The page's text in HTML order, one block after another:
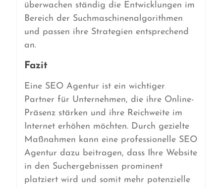
überwachen ständig die Entwicklungen im
Bereich der Suchmaschinenalgorithmen
und passen ihre Strategien entsprechend
an.
Fazit
Eine SEO Agentur ist ein wichtiger
Partner für Unternehmen, die ihre Online-
Präsenz stärken und ihre Reichweite im
Internet erhöhen möchten. Durch gezielte
Maßnahmen kann eine professionelle SEO
Agentur dazu beitragen, dass Ihre Website
in den Suchergebnissen prominent
platziert wird und somit mehr potenzielle